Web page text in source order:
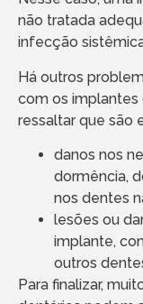
não tratada
infecção
Há outros
com os implantes
ressaltar que são
danos nos
dormência,
nos dentes
lesões ou
implante,
outros
Para finalizar,